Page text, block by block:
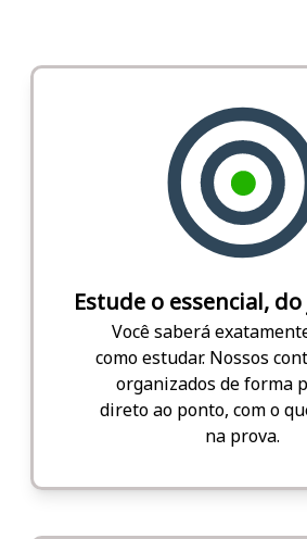
Estude o essencial,
Você saberá
como estudar. Nossos
organizados de forma
direto ao ponto, com o
na prova.